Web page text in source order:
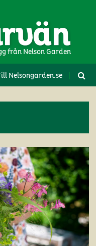
från Nelson Garden
Nelsongarden.se